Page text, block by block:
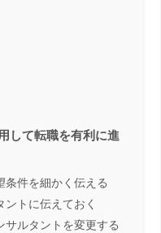
して転職を有利に進
条件を細かく伝える
トに伝えておく
サルタントを変更する